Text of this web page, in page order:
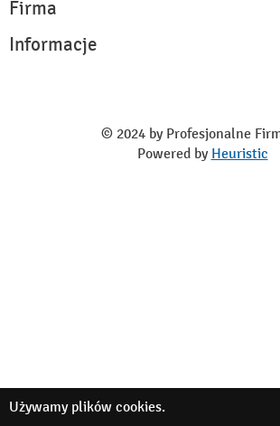
Firma
Kontakt
Informacje
© 2024 by Profesjonalne
Powered by Heuristic
Używamy plików cookies.